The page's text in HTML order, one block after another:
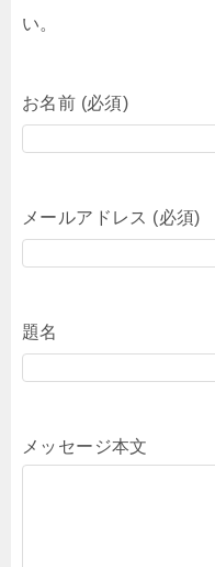
い。
お名前 (必須)
メールアドレス (必須)
題名
メッセージ本文